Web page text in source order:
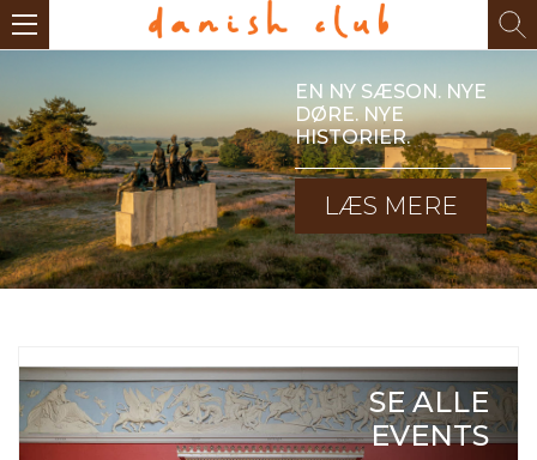
EN NY SÆSON. NYE
DØRE. NYE
HISTORIER.
LÆS MERE
SE ALLE
EVENTS